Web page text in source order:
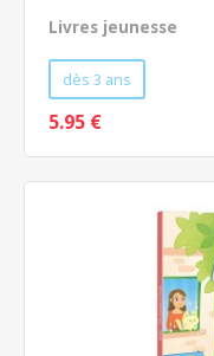
Livres jeunesse
dès 3 ans
5.95 €